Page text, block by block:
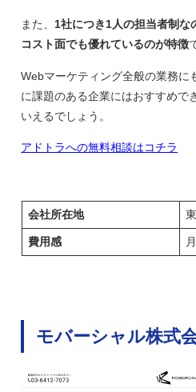
また、 1社につき1人の担当者制な
コスト面でも優れているのが特徴
Webマーケティング全般の業務に
に課題のある企業にはおすすめで
いえるでしょう。
アドトラへの無料相談はコチラ
会社所在地
費用感
モバーシャル株式